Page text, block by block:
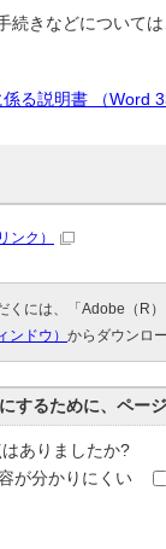
続きなどについて
る説明書 （Word
ンク）
くには、「Adobe（R
ンドウ） からダウンロ
するために、ペー
ありましたか?
が分かりにくい